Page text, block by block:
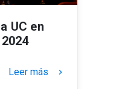
UC en
Leer más keyboard_arrow_right